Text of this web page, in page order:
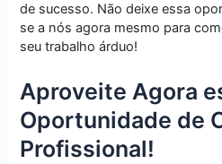
de sucesso. Não deixe essa
se a nós agora mesmo para
seu trabalho árduo!
Aproveite Agora
Oportunidade de
Profissional!